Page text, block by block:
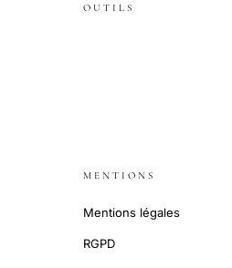
OUTILS
MENTIONS
Mentions légales
RGPD